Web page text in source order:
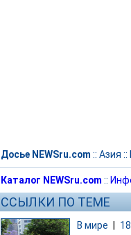
Досье NEWSru.com :: Азия ::
Каталог NEWSru.com ::
ССЫЛКИ ПО ТЕМЕ
В мире